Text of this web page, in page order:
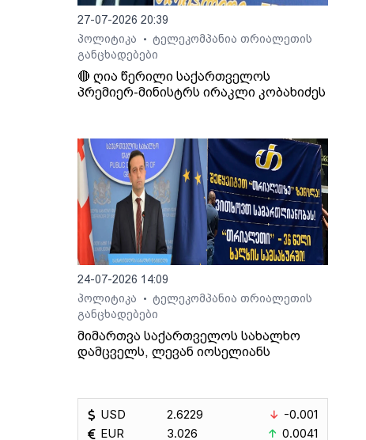
27-07-2026 20:39
პოლიტიკა
•
ტელეკომპანია თრიალეთის
განცხადებები
🔴 ღია წერილი საქართველოს
პრემიერ-მინისტრს ირაკლი კობახიძეს
24-07-2026 14:09
პოლიტიკა
•
ტელეკომპანია თრიალეთის
განცხადებები
მიმართვა საქართველოს სახალხო
დამცველს, ლევან იოსელიანს
USD
EUR
2.6229
3.026
-0.001
0.0041